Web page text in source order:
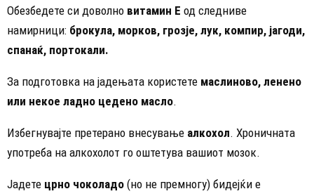
Обезбедете си доволно витамин Е од следниве
намирници: брокула, морков, грозје, лук, компир, јагоди,
спанаќ, портокали.
За подготовка на јадењата користете маслиново, ленено
или некое ладно цедено масло.
Избегнувајте претерано внесување алкохол. Хроничната
употреба на алкохолот го оштетува вашиот мозок.
Јадете црно чоколадо (но не премногу) бидејќи е